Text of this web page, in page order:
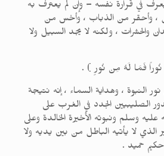
في قرارة نفسه – وإن لم يعترف به
وأحقر من الذباب ، وأخس من
والحشرات ، ولكنه لا يجد السبيل ولا
فَمَا لَهُ مِن نُورٍ ) .
النبوة ، وهداية السماء ، إنه نتيجة
الصليبيين الجدد في الغرب على
وسلم ونبوته الأخيرة الخالدة وعلى
الذي لا يأتيه الباطل من بين يديه ولا
حميد .